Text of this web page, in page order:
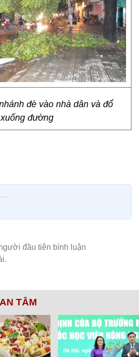
đè vào nhà dân và đổ
xuống đường
TÂM